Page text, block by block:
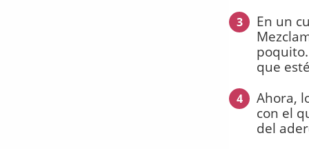
3
En un
que
4
Ahora,
con el
del